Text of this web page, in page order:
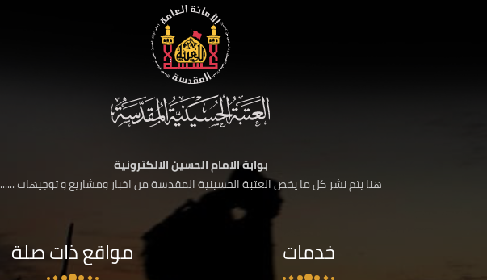
بوابة الامام الحسين الالكترونية
هنا يتم نشر كل ما يخص العتبة الحسينية المقدسة من اخبار ومشاريع و توجيهات ......
خدمات مواقع ذات صلة